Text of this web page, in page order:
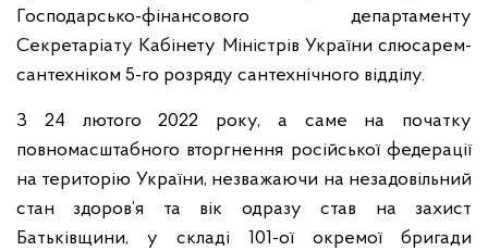
Господарсько-фінансового департаменту
Секретаріату Кабінету Міністрів України слюсарем-
сантехніком 5-го розряду сантехнічного відділу.
З 24 лютого 2022 року, а саме на початку
повномасштабного вторгнення російської федерації
на територію України, незважаючи на незадовільний
стан здоров’я та вік одразу став на захист
Батьківщини, у складі 101-ої окремої бригади